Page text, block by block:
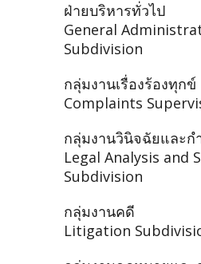
ฝ่ายบริหารทั่วไป
General
Subdivision
กลุ่มงานเรื่องร้องทุกข์
Complaints
กลุ่มงานวินิจฉัยและก
Legal Analysis and
Subdivision
กลุ่มงานคดี
Litigation